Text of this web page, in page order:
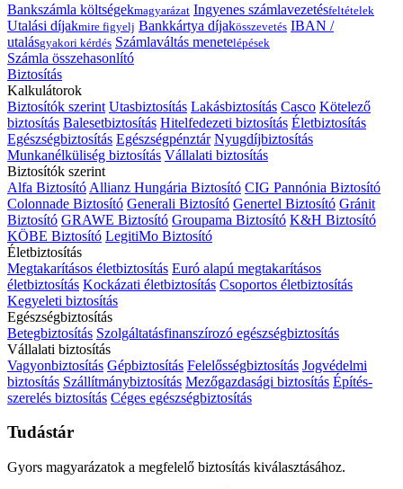
Bankszámla költségekmagyarázat Ingyenes számlavezetésfeltételek
Utalási díjakmire figyelj Bankkártya díjakösszevetés IBAN /
utalásgyakori kérdés Számlaváltás menetelépések
Számla összehasonlító
Biztosítás
Kalkulátorok
Biztosítók szerint Utasbiztosítás Lakásbiztosítás Casco Kötelező
biztosítás Balesetbiztosítás Hitelfedezeti biztosítás Életbiztosítás
Egészségbiztosítás Egészségpénztár Nyugdíjbiztosítás
Munkanélküliség biztosítás Vállalati biztosítás
Biztosítók szerint
Alfa Biztosító Allianz Hungária Biztosító CIG Pannónia Biztosító
Colonnade Biztosító Generali Biztosító Genertel Biztosító Gránit
Biztosító GRAWE Biztosító Groupama Biztosító K&H Biztosító
KÖBE Biztosító LegitiMo Biztosító
Életbiztosítás
Megtakarításos életbiztosítás Euró alapú megtakarításos
életbiztosítás Kockázati életbiztosítás Csoportos életbiztosítás
Kegyeleti biztosítás
Egészségbiztosítás
Betegbiztosítás Szolgáltatásfinanszírozó egészségbiztosítás
Vállalati biztosítás
Vagyonbiztosítás Gépbiztosítás Felelősségbiztosítás Jogvédelmi
biztosítás Szállítmánybiztosítás Mezőgazdasági biztosítás Építés-
szerelés biztosítás Céges egészségbiztosítás
Tudástár
Gyors magyarázatok a megfelelő biztosítás kiválasztásához.